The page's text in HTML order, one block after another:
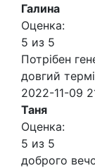
Галина
Оценка:
5 из 5
Потрібен
довгий
2022-11-09
Таня
Оценка:
5 из 5
доброго